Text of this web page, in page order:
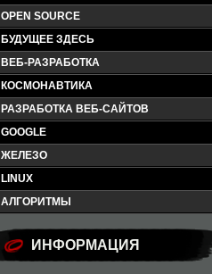
OPEN SOURCE
БУДУЩЕЕ ЗДЕСЬ
ВЕБ-РАЗРАБОТКА
КОСМОНАВТИКА
РАЗРАБОТКА ВЕБ-САЙТОВ
GOOGLE
ЖЕЛЕЗО
LINUX
АЛГОРИТМЫ
ИНФОРМАЦИЯ